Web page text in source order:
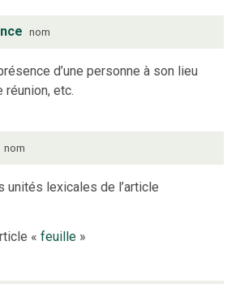
nom
d’une personne à son lieu
réunion, etc.
nom
unités lexicales de l’article
«feuille »